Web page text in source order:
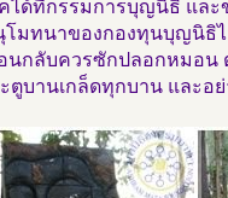
ได้ที่กรรมการบุญนิธิ แล
โมทนาของกองทุนบุญนิธิ
นกลับควรซักปลอกหมอน
ตูบานเกล็ดทุกบาน และ